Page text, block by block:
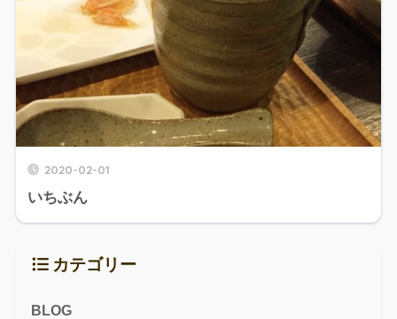
2020-02-01
いちぶん
カテゴリー
BLOG